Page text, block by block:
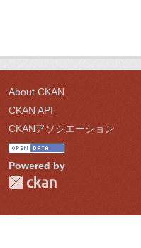
About CKAN
CKAN API
CKANアソシエーション
Powered by